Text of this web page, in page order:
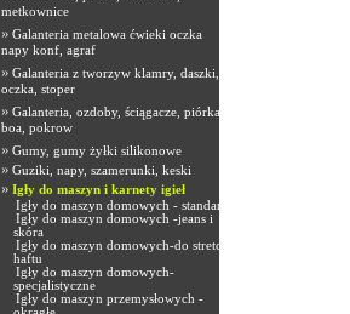
metkownice
» Galanteria metalowa ćwieki oczka
napy konf, agraf
» Galanteria z tworzyw klamry, daszki,
oczka, stoper
» Galanteria, ozdoby, ściągacze, piórka,
boa, pokrow
» Gumy, gumy żyłki silikonowe
» Guziki, napy, szamerunki, keski
» Igły do maszyn i karnety igieł
Igły do maszyn domowych - standard
Igły do maszyn domowych -jeans i
skóra
Igły do maszyn domowych-do stretchu i
haftu
Igły do maszyn domowych-
specjalistyczne
Igły do maszyn przemysłowych -